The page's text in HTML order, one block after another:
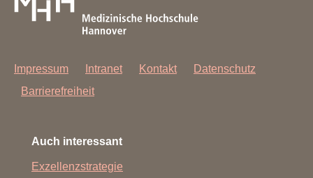
Impressum Intranet Kontakt
Datenschutz
Barrierefreiheit
Auch interessant
Exzellenzstrategie